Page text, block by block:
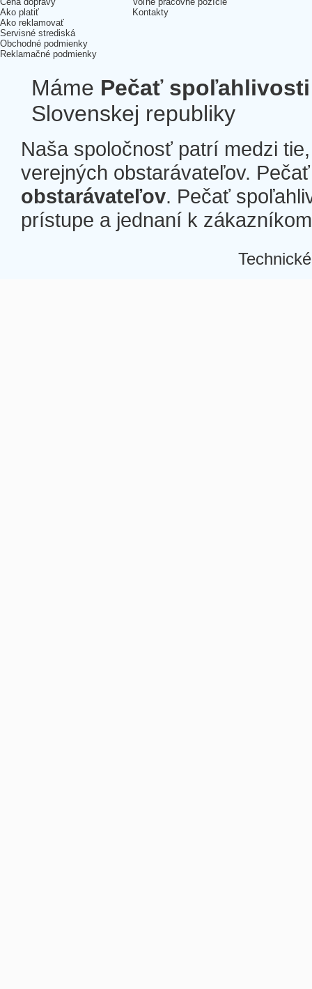
Ako platiť
Ako reklamovať
Servisné strediská
Obchodné podmienky
Reklamačné podmienky
Kontakty
Máme Pečať spoľahlivosti
Slovenskej republiky
Naša spoločnosť patrí medzi
verejných obstarávateľov.
obstarávateľov. Pečať
prístupe a jednaní k